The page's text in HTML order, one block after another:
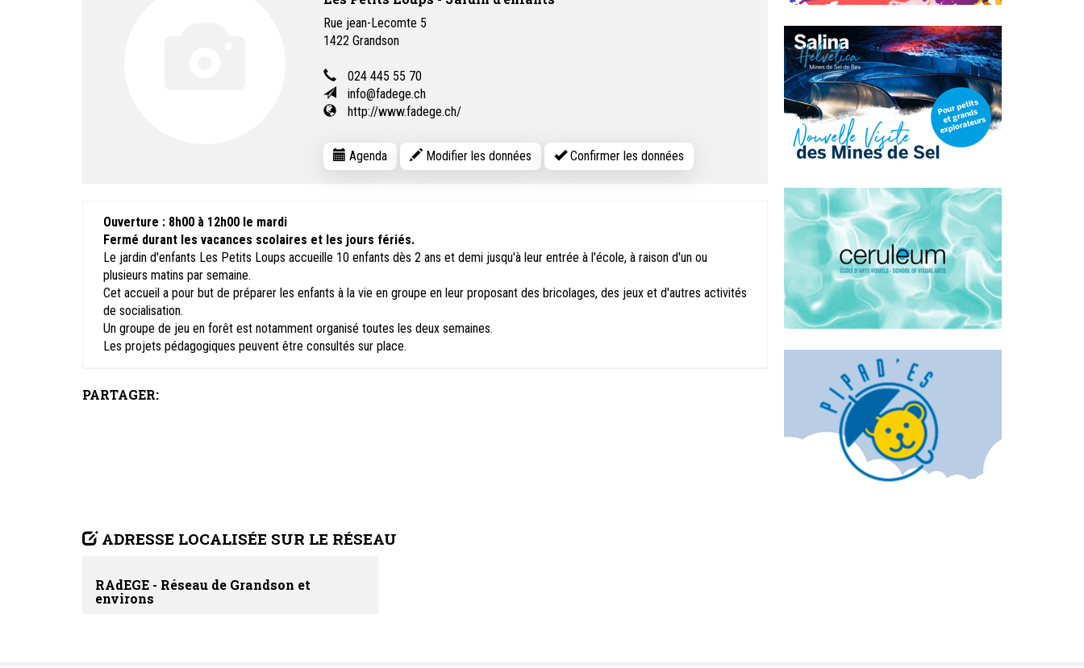
Rue jean-Lecomte 5
1422 Grandson
024 445 55 70
info@fadege.ch
http://www.fadege.ch/
Agenda Modifier les données Confirmer les données
Ouverture : 8h00 à 12h00 le mardi
Fermé durant les vacances scolaires et les jours fériés.
Le jardin d'enfants Les Petits Loups accueille 10 enfants dès 2 ans et demi jusqu'à leur entrée à l'école, à raison d'un ou
plusieurs matins par semaine.
Cet accueil a pour but de préparer les enfants à la vie en groupe en leur proposant des bricolages, des jeux et d'autres activités
de socialisation.
Un groupe de jeu en forêt est notamment organisé toutes les deux semaines.
Les projets pédagogiques peuvent être consultés sur place.
PARTAGER:
ADRESSE LOCALISÉE SUR LE RÉSEAU
RAdEGE - Réseau de Grandson et
environs